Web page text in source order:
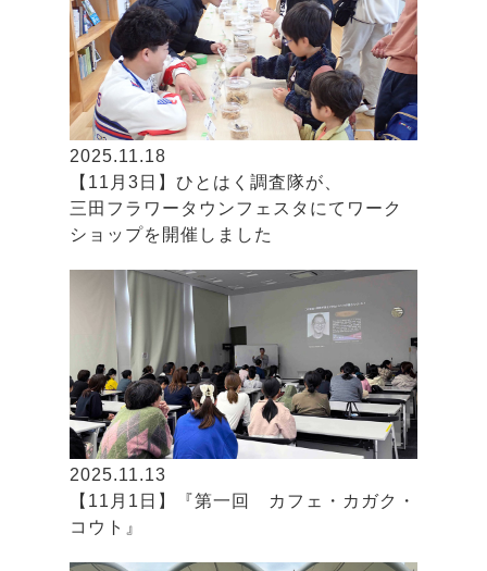
2025.11.18
【11月3日】ひとはく調査隊が、
三田フラワータウンフェスタにてワーク
ショップを開催しました
2025.11.13
【11月1日】『第一回 カフェ・カガク・
コウト』